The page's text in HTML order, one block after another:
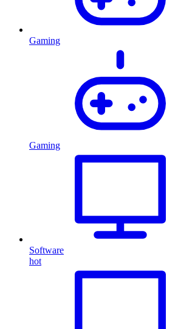
Gaming
Gaming
Software
hot